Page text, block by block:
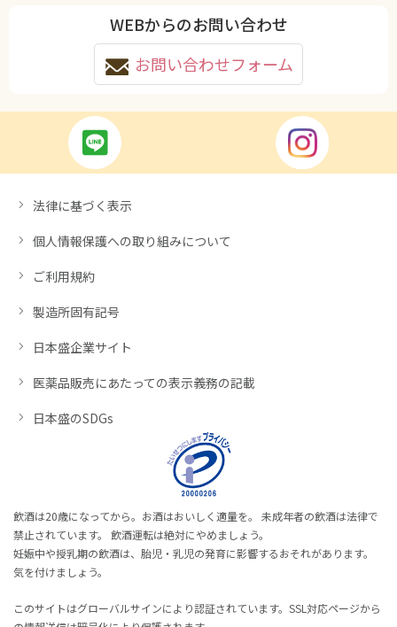
WEBからのお問い合わせ
お問い合わせフォーム
法律に基づく表示
個人情報保護への取り組みについて
ご利用規約
製造所固有記号
日本盛企業サイト
医薬品販売にあたっての表示義務の記載
日本盛のSDGs
飲酒は20歳になってから。お酒はおいしく適量を。 未成年者の飲酒は法律で
禁止されています。 飲酒運転は絶対にやめましょう。
妊娠中や授乳期の飲酒は、胎児・乳児の発育に影響するおそれがあります。
気を付けましょう。
このサイトはグローバルサインにより認証されています。SSL対応ページから